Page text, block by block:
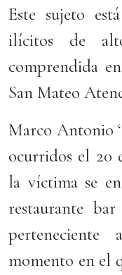
Este sujeto
ilícitos de
comprendida
San Mateo
Marco Antonio
ocurridos el 20
la víctima se
restaurante
momento en el